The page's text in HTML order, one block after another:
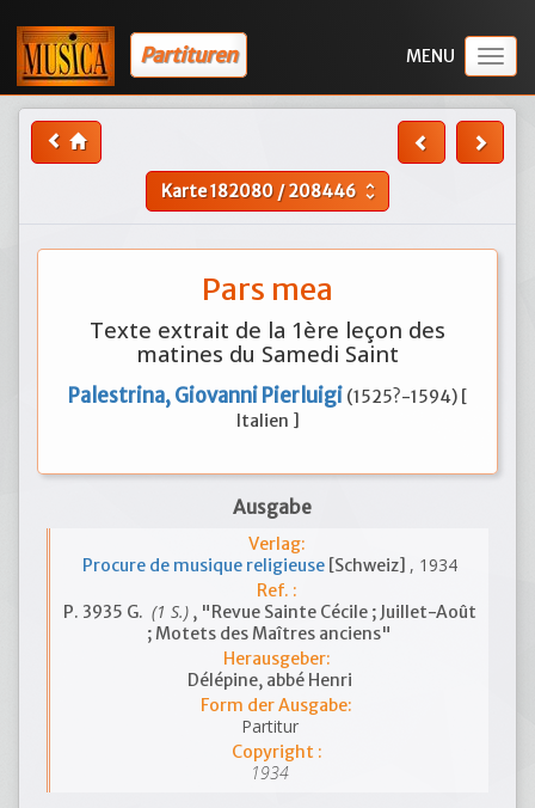
Partituren
Karte182080 /208446 unfold_more
Pars mea
Texte extrait de la 1ère leçon des
matines du Samedi Saint
Palestrina, Giovanni Pierluigi (1525?-1594) [
Italien ]
Ausgabe
Verlag:
Procure de musique religieuse [Schweiz] , 1934
Ref. :
P. 3935 G. (1 S.), "Revue Sainte Cécile ; Juillet-Août
; Motets des Maîtres anciens"
Herausgeber:
Délépine, abbé Henri
Form der Ausgabe:
Partitur
Copyright :
1934